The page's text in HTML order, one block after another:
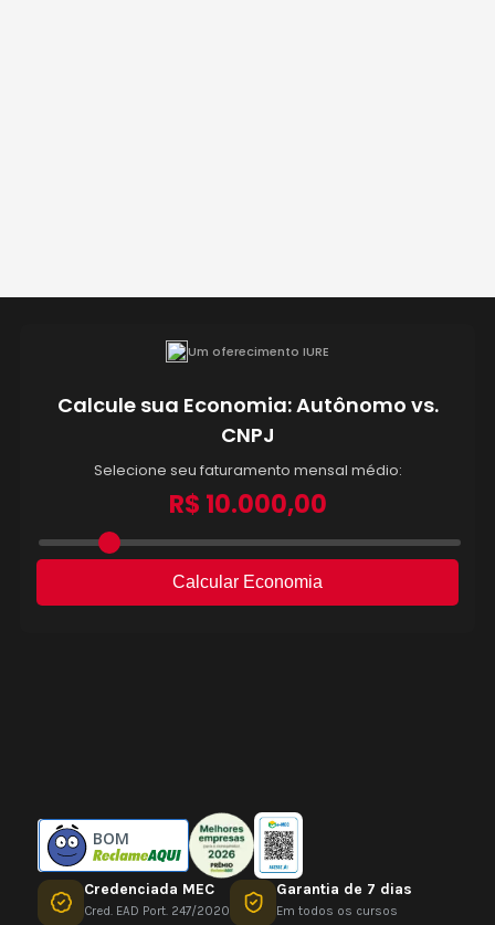
BOM
Credenciada MEC
Cred. EAD Port. 247/2020
Garantia de 7 dias
Em todos os cursos